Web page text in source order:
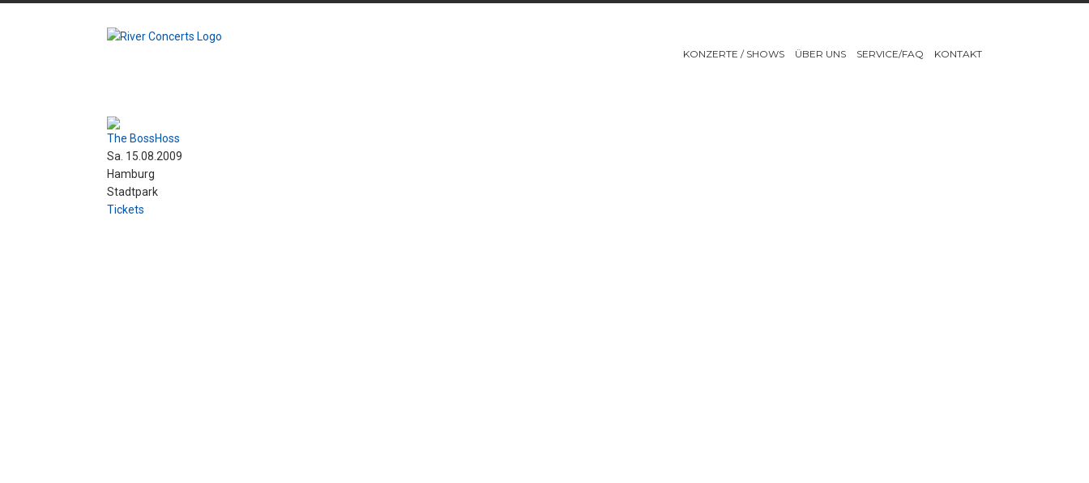
KONZERTE / SHOWS ÜBER UNS SERVICE/FAQ KONTAKT
The BossHoss
Sa. 15.08.2009
Hamburg
Stadtpark
Tickets